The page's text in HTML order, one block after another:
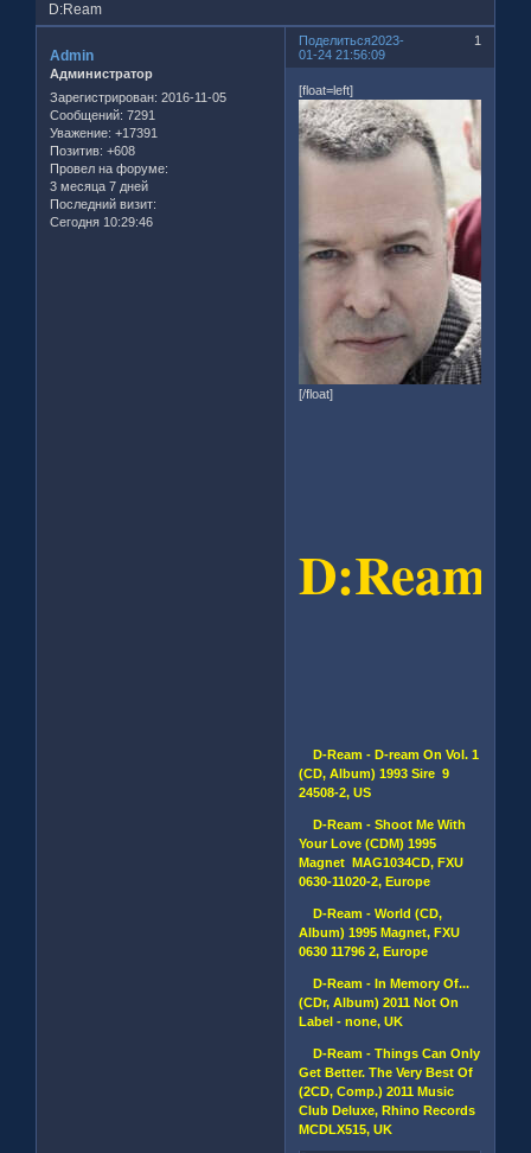
D:Ream
Поделиться 1
2023-
01-24 21:56:09
Admin
Администратор
Зарегистрирован: 2016-11-05
Сообщений: 7291
Уважение: +17391
Позитив: +608
Провел на форуме:
3 месяца 7 дней
Последний визит:
Сегодня 10:29:46
[float=left]
[/float]
D:Ream
D-Ream - D-ream On Vol. 1
(CD, Album) 1993 Sire 9
24508-2, US
D-Ream - Shoot Me With
Your Love (CDM) 1995
Magnet MAG1034CD, FXU
0630-11020-2, Europe
D-Ream - World (CD,
Album) 1995 Magnet, FXU
0630 11796 2, Europe
D-Ream - In Memory Of...
(CDr, Album) 2011 Not On
Label - none, UK
D-Ream - Things Can Only
Get Better. The Very Best Of
(2CD, Comp.) 2011 Music
Club Deluxe, Rhino Records
MCDLX515, UK